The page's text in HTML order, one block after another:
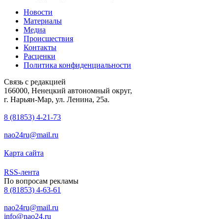
Новости
Материалы
Медиа
Происшествия
Контакты
Расценки
Политика конфиденциальности
Связь с редакцией
166000, Ненецкий автономный округ,
г. Нарьян-Мар, ул. Ленина, 25а.
8 (81853) 4-21-73
nao24ru@mail.ru
Карта сайта
RSS-лента
По вопросам рекламы
8 (81853) 4-63-61
nao24ru@mail.ru
info@nao24.ru